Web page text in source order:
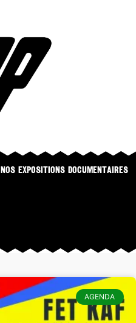
NOS EXPOSITIONS DOCUMENTAIRES
AGENDA